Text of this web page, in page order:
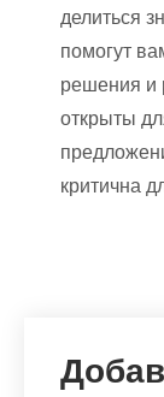
делиться
помогут
решения и
открыты
критична